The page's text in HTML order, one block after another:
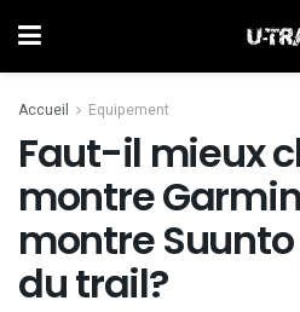
Accueil Equipement
Faut-il mieux
montre
montre
du trail?